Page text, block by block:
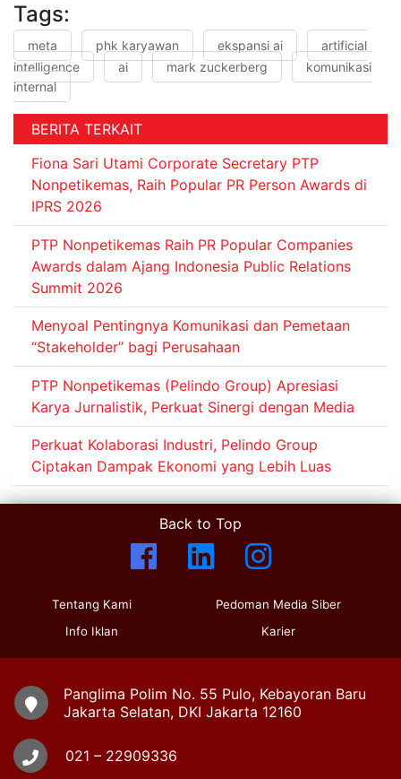
Tags:
meta phk karyawan ekspansi ai
artificial
intelligence
ai mark zuckerberg
komunikasi
internal
BERITA TERKAIT
Fiona Sari Utami Corporate Secretary PTP
Nonpetikemas, Raih Popular PR Person Awards di
IPRS 2026
PTP Nonpetikemas Raih PR Popular Companies
Awards dalam Ajang Indonesia Public Relations
Summit 2026
Menyoal Pentingnya Komunikasi dan Pemetaan
“Stakeholder” bagi Perusahaan
PTP Nonpetikemas (Pelindo Group) Apresiasi
Karya Jurnalistik, Perkuat Sinergi dengan Media
Perkuat Kolaborasi Industri, Pelindo Group
Ciptakan Dampak Ekonomi yang Lebih Luas
Back to Top
Tentang Kami
Info Iklan
Pedoman Media Siber
Karier
Panglima Polim No. 55 Pulo, Kebayoran Baru
Jakarta Selatan, DKI Jakarta 12160
021 – 22909336